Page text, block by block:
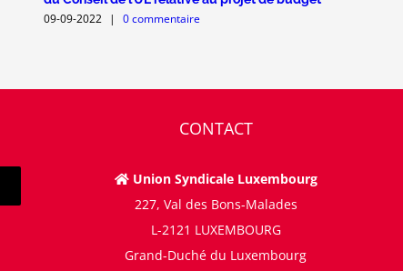
09-09-2022 | 0 commentaire
CONTACT
Union Syndicale Luxembourg
227, Val des Bons-Malades
L-2121 LUXEMBOURG
Grand-Duché du Luxembourg